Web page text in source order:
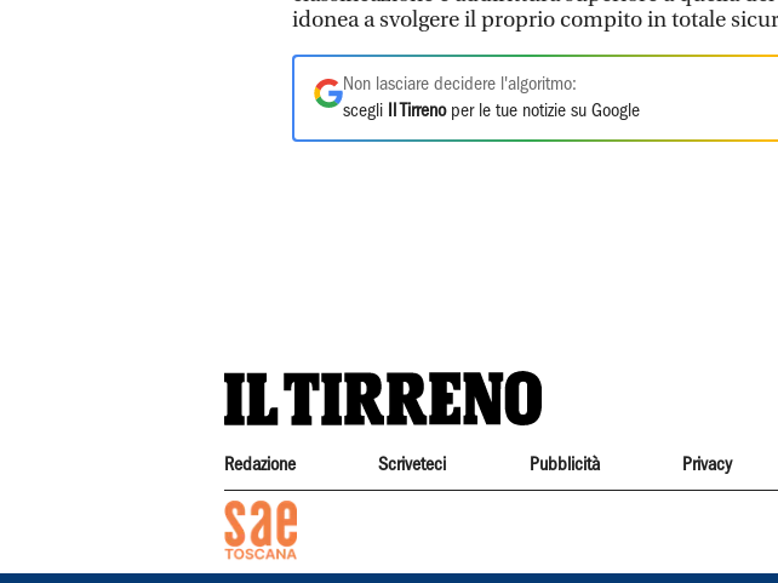
idonea a svolgere il proprio compito in totale
Non lasciare decidere l'algoritmo:
scegli
Il Tirrenoper le tue notizie su Google
Redazione Scriveteci Pubblicità Privacy